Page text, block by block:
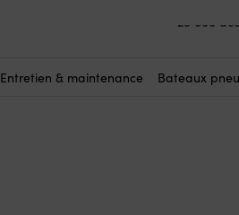
25 000
Entretien & maintenance Bateaux